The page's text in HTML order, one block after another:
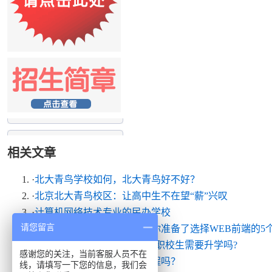
相关文章
·北大青鸟学校如何，北大青鸟好不好？
·北京北大青鸟校区：让高中生不在望“薪”兴叹
·计算机网络技术专业的民办学校
·不知道学什么？北大青鸟为你准备了选择WEB前端的5
升学班和就业班有什么区别?职校生需要升学吗?
·女生适合学习北大青鸟的课程吗？
请您留言
感谢您的关注，当前客服人员不在
线，请填写一下您的信息，我们会